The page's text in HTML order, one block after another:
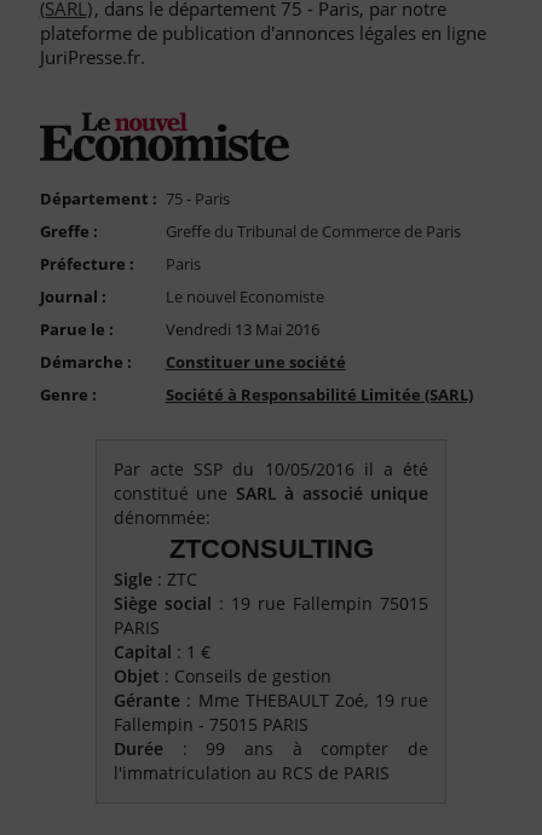
Liste des CCI
FAQ
Compte PRO
(SARL), dans le département 75 - Paris, par notre
plateforme de publication d'annonces légales en ligne
JuriPresse.fr.
Département : 75 - Paris
Greffe :
Greffe du Tribunal de Commerce de Paris
Préfecture :
Paris
Journal :
Le nouvel Economiste
Parue le :
Vendredi 13 Mai 2016
Démarche :
Constituer une société
Genre :
Société à Responsabilité Limitée (SARL)
Par acte SSP du 10/05/2016 il a été
constitué une SARL à associé unique
dénommée:
ZTCONSULTING
Sigle : ZTC
Siège social : 19 rue Fallempin 75015
PARIS
Capital : 1 €
Objet : Conseils de gestion
Gérante : Mme THEBAULT Zoé, 19 rue
Fallempin - 75015 PARIS
Durée : 99 ans à compter de
l'immatriculation au RCS de PARIS